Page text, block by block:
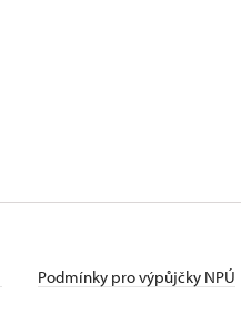
Podmínky pro výpůjčky NPÚ